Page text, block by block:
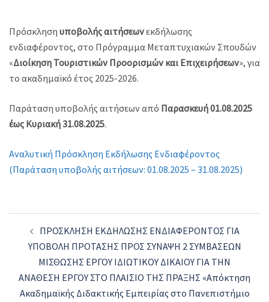
Πρόσκληση υποβολής αιτήσεωνεκδήλωσης
ενδιαφέροντος, στο Πρόγραμμα Μεταπτυχιακών Σπουδών
«Διοίκηση Τουριστικών Προορισμών και Επιχειρήσεων», για
το ακαδημαϊκό έτος 2025-2026.
Παράταση υποβολής αιτήσεων από Παρασκευή 01.08.2025
έως Κυριακή 31.08.2025.
Αναλυτική Πρόσκληση Εκδήλωσης Ενδιαφέροντος
(Παράταση υποβολής αιτήσεων: 01.08.2025 – 31.08.2025)
navigation
ΠΡΟΣΚΛΗΣΗ ΕΚΔΗΛΩΣΗΣ ΕΝΔΙΑΦΕΡΟΝΤΟΣ ΓΙΑ
ΥΠΟΒΟΛΗ ΠΡΟΤΑΣΗΣ ΠΡΟΣ ΣΥΝΑΨΗ 2 ΣΥΜΒΑΣΕΩΝ
ΜΙΣΘΩΣΗΣ ΕΡΓΟΥ ΙΔΙΩΤΙΚΟΥ ΔΙΚΑΙΟΥ ΓΙΑ ΤΗΝ
ΑΝΑΘΕΣΗ ΕΡΓΟΥ ΣΤΟ ΠΛΑΙΣΙΟ ΤΗΣ ΠΡΑΞΗΣ «Απόκτηση
Ακαδημαϊκής Διδακτικής Εμπειρίας στο Πανεπιστήμιο